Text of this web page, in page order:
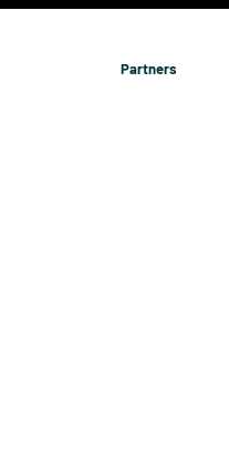
Partners